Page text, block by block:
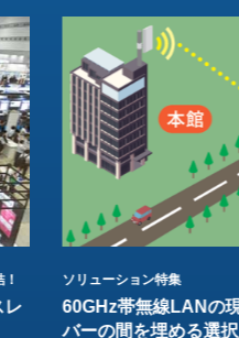
レ
ソリューション特集
60GHz帯無線LANの
バーの間を埋める選